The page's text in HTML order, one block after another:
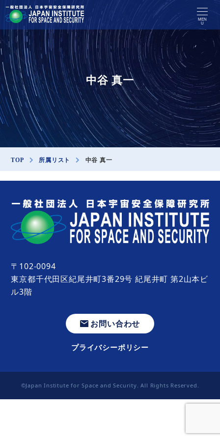
MEN
U
中谷 真一
TOP 所属リスト 中谷 真一
〒102-0094
東京都千代田区紀尾井町3番29号 紀尾井町 第2山本ビ
ル3階
お問い合わせ
プライバシーポリシー
©Japan Institute for Space and Security. All Rights Reserved.